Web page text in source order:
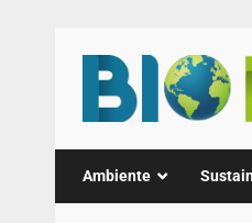
Inhalt
springen
Ambiente